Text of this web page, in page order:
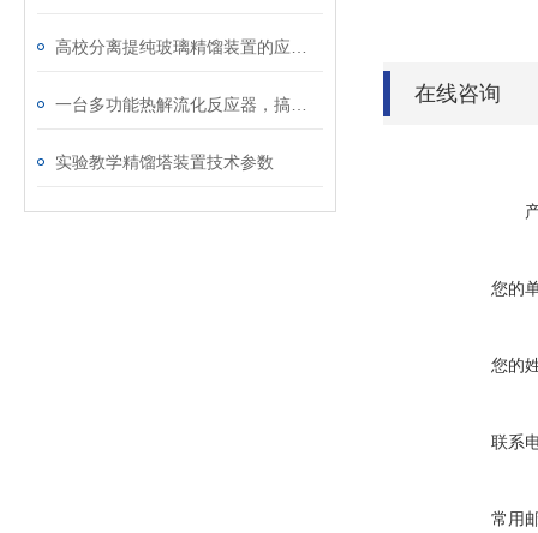
实验教学精馏塔装置技术参数
在线咨询
您的
您的
联系
常用